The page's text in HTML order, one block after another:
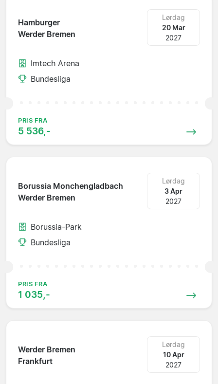
Hamburger
Werder Bremen
Lørdag
20 Mar
2027
Imtech Arena
Bundesliga
PRIS FRA
5 536,-
Borussia Monchengladbach
Werder Bremen
Lørdag
3 Apr
2027
Borussia-Park
Bundesliga
PRIS FRA
1 035,-
Werder Bremen
Frankfurt
Lørdag
10 Apr
2027